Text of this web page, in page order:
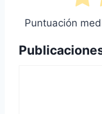
Puntuación